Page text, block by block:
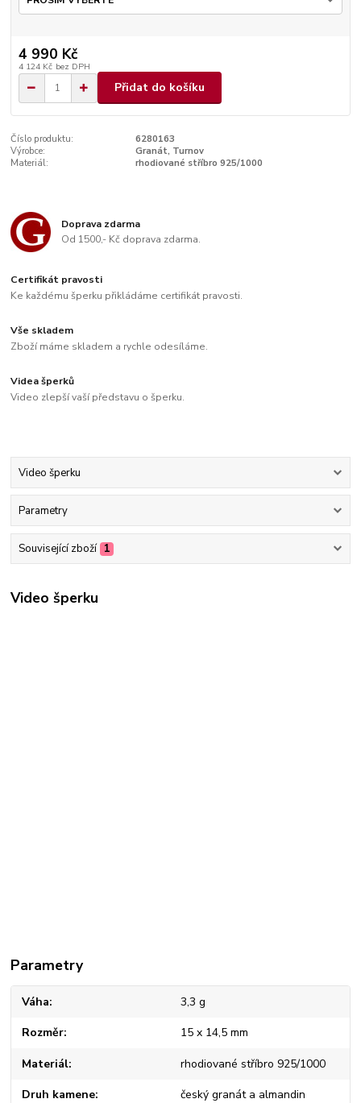
4 990 Kč
4 124 Kč bez DPH
Přidat do košíku
Číslo produktu:
6280163
Výrobce:
Granát, Turnov
Materiál:
rhodiované stříbro 925/1000
Doprava zdarma
Od 1500,- Kč doprava zdarma.
Certifikát pravosti
Ke každému šperku přikládáme certifikát pravosti.
Vše skladem
Zboží máme skladem a rychle odesíláme.
Videa šperků
Video zlepší vaší představu o šperku.
Video šperku
Parametry
Související zboží 1
Video šperku
Parametry
Váha 3,3 g
Rozměr 15 x 14,5 mm
Materiál rhodiované stříbro 925/1000
Druh kamene český granát a almandin